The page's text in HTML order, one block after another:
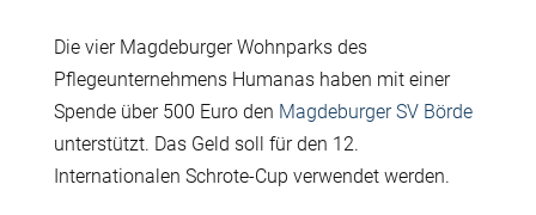
Die vier Magdeburger Wohnparks des
Pflegeunternehmens Humanas haben mit einer
Spende über 500 Euro den Magdeburger SV Börde
unterstützt. Das Geld soll für den 12.
Internationalen Schrote-Cup verwendet werden.